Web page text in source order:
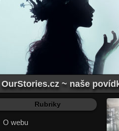
OurStories.cz ~ naše
Rubriky
O webu